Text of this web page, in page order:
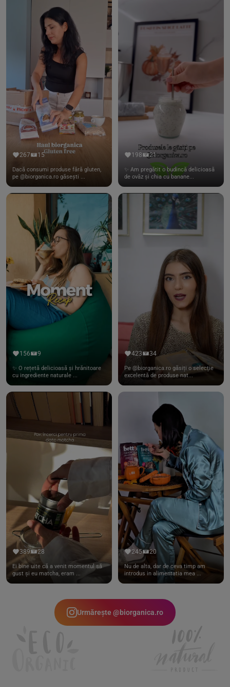
267 15
Dacă consumi produse fără gluten,
pe @biorganica.ro găsești ...
198 21
✨ Am pregătit o budincă delicioasă
de ovăz și chia cu banane...
156 9
✨ O rețetă delicioasă și hrănitoare
cu ingrediente naturale ...
423 34
Pe @biorganica.ro găsiți o selecție
excelentă de produse nat...
389 28
Ei bine uite că a venit momentul să
gust și eu matcha, eram ...
245 20
Nu de alta, dar de ceva timp am
introdus in alimentatia mea ...
Urmărește @biorganica.ro